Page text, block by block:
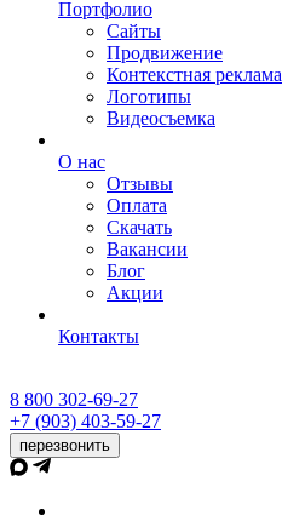
Портфолио
Сайты
Продвижение
Контекстная реклама
Логотипы
Видеосъемка
О нас
Отзывы
Оплата
Скачать
Вакансии
Блог
Акции
Контакты
8 800 302-69-27
+7 (903) 403-59-27
перезвонить